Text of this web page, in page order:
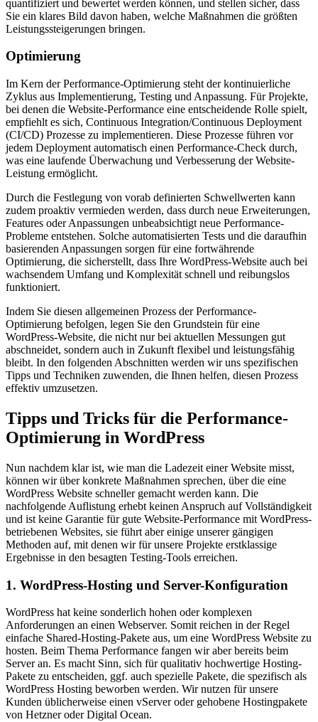
quantifiziert und bewertet werden können, und stellen sicher, dass
Sie ein klares Bild davon haben, welche Maßnahmen die größten
Leistungssteigerungen bringen.
Optimierung
Im Kern der Performance-Optimierung steht der kontinuierliche
Zyklus aus Implementierung, Testing und Anpassung. Für Projekte,
bei denen die Website-Performance eine entscheidende Rolle spielt,
empfiehlt es sich, Continuous Integration/Continuous Deployment
(CI/CD) Prozesse zu implementieren. Diese Prozesse führen vor
jedem Deployment automatisch einen Performance-Check durch,
was eine laufende Überwachung und Verbesserung der Website-
Leistung ermöglicht.
Durch die Festlegung von vorab definierten Schwellwerten kann
zudem proaktiv vermieden werden, dass durch neue Erweiterungen,
Features oder Anpassungen unbeabsichtigt neue Performance-
Probleme entstehen. Solche automatisierten Tests und die daraufhin
basierenden Anpassungen sorgen für eine fortwährende
Optimierung, die sicherstellt, dass Ihre WordPress-Website auch bei
wachsendem Umfang und Komplexität schnell und reibungslos
funktioniert.
Indem Sie diesen allgemeinen Prozess der Performance-
Optimierung befolgen, legen Sie den Grundstein für eine
WordPress-Website, die nicht nur bei aktuellen Messungen gut
abschneidet, sondern auch in Zukunft flexibel und leistungsfähig
bleibt. In den folgenden Abschnitten werden wir uns spezifischen
Tipps und Techniken zuwenden, die Ihnen helfen, diesen Prozess
effektiv umzusetzen.
Tipps und Tricks für die Performance-
Optimierung in WordPress
Nun nachdem klar ist, wie man die Ladezeit einer Website misst,
können wir über konkrete Maßnahmen sprechen, über die eine
WordPress Website schneller gemacht werden kann. Die
nachfolgende Auflistung erhebt keinen Anspruch auf Vollständigkeit
und ist keine Garantie für gute Website-Performance mit WordPress-
betriebenen Websites, sie führt aber einige unserer gängigen
Methoden auf, mit denen wir für unsere Projekte erstklassige
Ergebnisse in den besagten Testing-Tools erreichen.
1. WordPress-Hosting und Server-Konfiguration
WordPress hat keine sonderlich hohen oder komplexen
Anforderungen an einen Webserver. Somit reichen in der Regel
einfache Shared-Hosting-Pakete aus, um eine WordPress Website zu
hosten. Beim Thema Performance fangen wir aber bereits beim
Server an. Es macht Sinn, sich für qualitativ hochwertige Hosting-
Pakete zu entscheiden, ggf. auch spezielle Pakete, die spezifisch als
WordPress Hosting beworben werden. Wir nutzen für unsere
Kunden üblicherweise einen vServer oder gehobene Hostingpakete
von Hetzner oder Digital Ocean.